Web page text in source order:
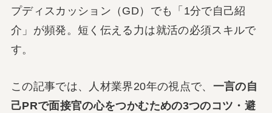
プディスカッション（GD）でも「1分で自己紹
介」が頻発。短く伝える力は就活の必須スキルで
す。
この記事では、人材業界20年の視点で、 一言の自
己PRで面接官の心をつかむための3つのコツ・避